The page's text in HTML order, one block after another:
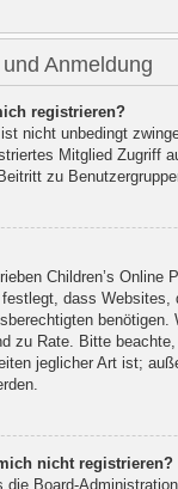
Anmeldung
registrieren?
nicht unbedingt
Mitglied Zugriff
zu
Children’s
dass Websites,
zu Rate. Bitte
jeglicher Art ist;
nicht registrieren?
die Board-